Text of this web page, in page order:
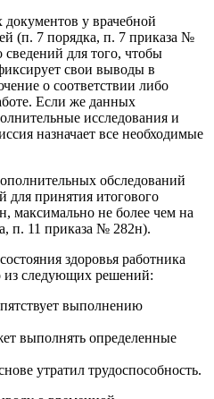
у врачебной
(п. 7 порядка, п. 7 приказа №
для того, чтобы
свои выводы в
о соответствии либо
Если же данных
исследования и
назначает все необходимые
обследований
для принятия итогового
максимально не более чем на
п. 11 приказа № 282н).
здоровья работника
из следующих решений:
выполнению
выполнять определенные
утратил трудоспособность.